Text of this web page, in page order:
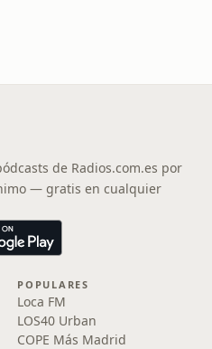
de Radios.com.es por
— gratis en cualquier
POPULARES
Loca FM
LOS40 Urban
COPE Más Madrid